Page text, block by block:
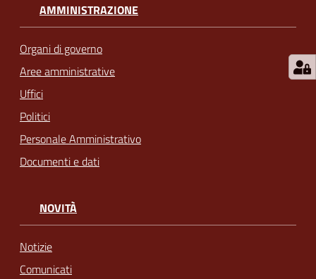
AMMINISTRAZIONE
Organi di governo
Aree amministrative
Uffici
Politici
Personale Amministrativo
Documenti e dati
NOVITÀ
Notizie
Comunicati